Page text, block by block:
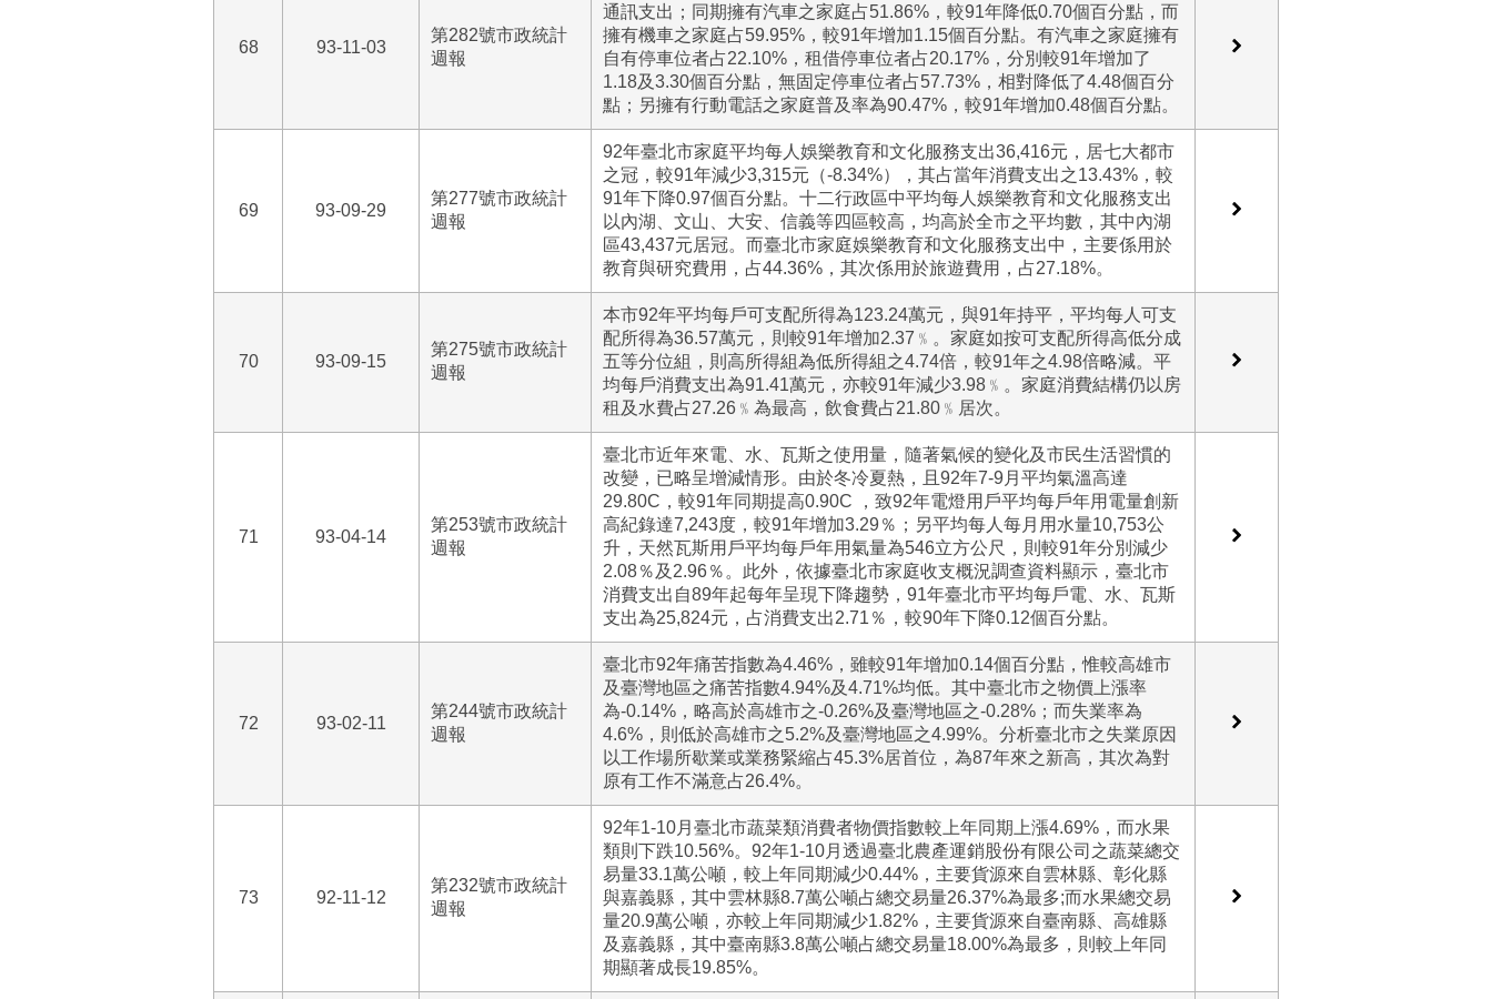
68 93-11-03
第282號市政統計
週報
通訊支出；同期擁有汽車之家庭占51.86%，較91年降低0.70個百分點，而
擁有機車之家庭占59.95%，較91年增加1.15個百分點。有汽車之家庭擁有
自有停車位者占22.10%，租借停車位者占20.17%，分別較91年增加了
1.18及3.30個百分點，無固定停車位者占57.73%，相對降低了4.48個百分
點；另擁有行動電話之家庭普及率為90.47%，較91年增加0.48個百分點。
69 93-09-29
第277號市政統計
週報
92年臺北市家庭平均每人娛樂教育和文化服務支出36,416元，居七大都市
之冠，較91年減少3,315元（-8.34%），其占當年消費支出之13.43%，較
91年下降0.97個百分點。十二行政區中平均每人娛樂教育和文化服務支出
以內湖、文山、大安、信義等四區較高，均高於全市之平均數，其中內湖
區43,437元居冠。而臺北市家庭娛樂教育和文化服務支出中，主要係用於
教育與研究費用，占44.36%，其次係用於旅遊費用，占27.18%。
70 93-09-15
第275號市政統計
週報
本市92年平均每戶可支配所得為123.24萬元，與91年持平，平均每人可支
配所得為36.57萬元，則較91年增加2.37﹪。家庭如按可支配所得高低分成
五等分位組，則高所得組為低所得組之4.74倍，較91年之4.98倍略減。平
均每戶消費支出為91.41萬元，亦較91年減少3.98﹪。家庭消費結構仍以房
租及水費占27.26﹪為最高，飲食費占21.80﹪居次。
71 93-04-14
第253號市政統計
週報
臺北市近年來電、水、瓦斯之使用量，隨著氣候的變化及市民生活習慣的
改變，已略呈增減情形。由於冬冷夏熱，且92年7-9月平均氣溫高達
29.80C，較91年同期提高0.90C ，致92年電燈用戶平均每戶年用電量創新
高紀錄達7,243度，較91年增加3.29％；另平均每人每月用水量10,753公
升，天然瓦斯用戶平均每戶年用氣量為546立方公尺，則較91年分別減少
2.08％及2.96％。此外，依據臺北市家庭收支概況調查資料顯示，臺北市
消費支出自89年起每年呈現下降趨勢，91年臺北市平均每戶電、水、瓦斯
支出為25,824元，占消費支出2.71％，較90年下降0.12個百分點。
72 93-02-11
第244號市政統計
週報
臺北市92年痛苦指數為4.46%，雖較91年增加0.14個百分點，惟較高雄市
及臺灣地區之痛苦指數4.94%及4.71%均低。其中臺北市之物價上漲率
為-0.14%，略高於高雄市之-0.26%及臺灣地區之-0.28%；而失業率為
4.6%，則低於高雄市之5.2%及臺灣地區之4.99%。分析臺北市之失業原因
以工作場所歇業或業務緊縮占45.3%居首位，為87年來之新高，其次為對
原有工作不滿意占26.4%。
73 92-11-12
第232號市政統計
週報
92年1-10月臺北市蔬菜類消費者物價指數較上年同期上漲4.69%，而水果
類則下跌10.56%。92年1-10月透過臺北農產運銷股份有限公司之蔬菜總交
易量33.1萬公噸，較上年同期減少0.44%，主要貨源來自雲林縣、彰化縣
與嘉義縣，其中雲林縣8.7萬公噸占總交易量26.37%為最多;而水果總交易
量20.9萬公噸，亦較上年同期減少1.82%，主要貨源來自臺南縣、高雄縣
及嘉義縣，其中臺南縣3.8萬公噸占總交易量18.00%為最多，則較上年同
期顯著成長19.85%。